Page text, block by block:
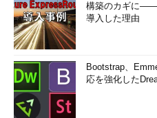
構築のカギに――
導入した理由
Bootstrap、
応を強化した